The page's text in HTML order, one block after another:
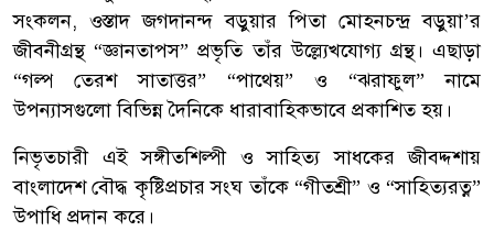
সংকলন, ওস্তাদ জগদানন্দ বড়ুয়ার পিতা মোহনচন্দ্র বড়ুয়া’র
জীবনীগ্রন্থ “জ্ঞানতাপস” প্রভৃতি তাঁর উল্ল্যেখযোগ্য গ্রন্থ। এছাড়া
“গল্প তেরশ সাতাত্তর” “পাথেয়” ও “ঝরাফুল” নামে
উপন্যাসগুলো বিভিন্ন দৈনিকে ধারাবাহিকভাবে প্রকাশিত হয়।
নিভৃতচারী এই সঙ্গীতশিল্পী ও সাহিত্য সাধকের জীবদ্দশায়
বাংলাদেশ বৌদ্ধ কৃষ্টিপ্রচার সংঘ তাঁকে “গীতশ্রী” ও “সাহিত্যরত্ন”
উপাধি প্রদান করে।